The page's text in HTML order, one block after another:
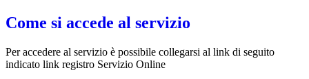
Come si accede al servizio
Per accedere al servizio è possibile collegarsi al link di seguito
indicato link registro Servizio Online